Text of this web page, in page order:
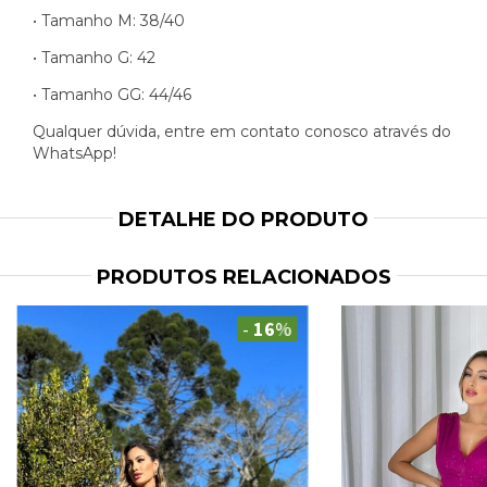
• Tamanho M: 38/40
• Tamanho G: 42
• Tamanho GG: 44/46
Qualquer dúvida, entre em contato conosco através do
WhatsApp!
DETALHE DO PRODUTO
PRODUTOS RELACIONADOS
- 16%